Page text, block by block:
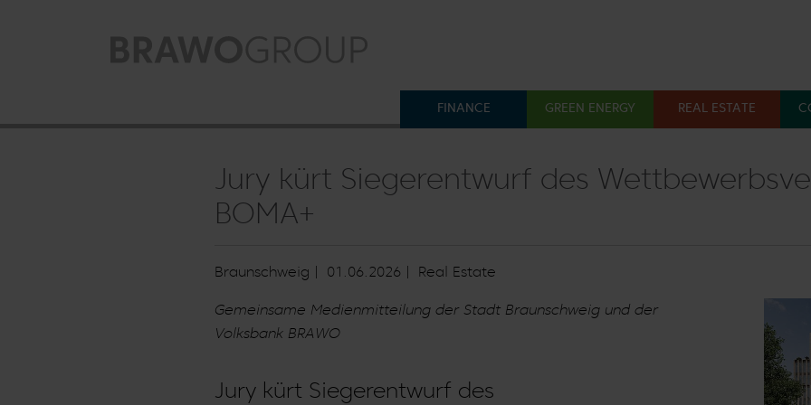
FINANCE GREEN ENERGY REAL ESTATE
Jury kürt Siegerentwurf des
BOMA+
Braunschweig | 01.06.2026 | Real Estate
Gemeinsame Medienmitteilung der Stadt Braunschweig und der
Volksbank BRAWO
Jury kürt Siegerentwurf des